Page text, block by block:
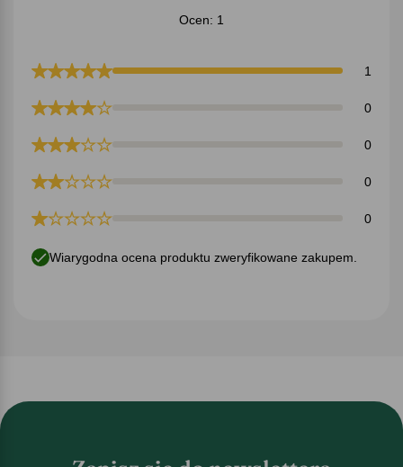
Ocen: 1
1
0
0
0
0
Wiarygodna ocena produktu zweryfikowane zakupem.